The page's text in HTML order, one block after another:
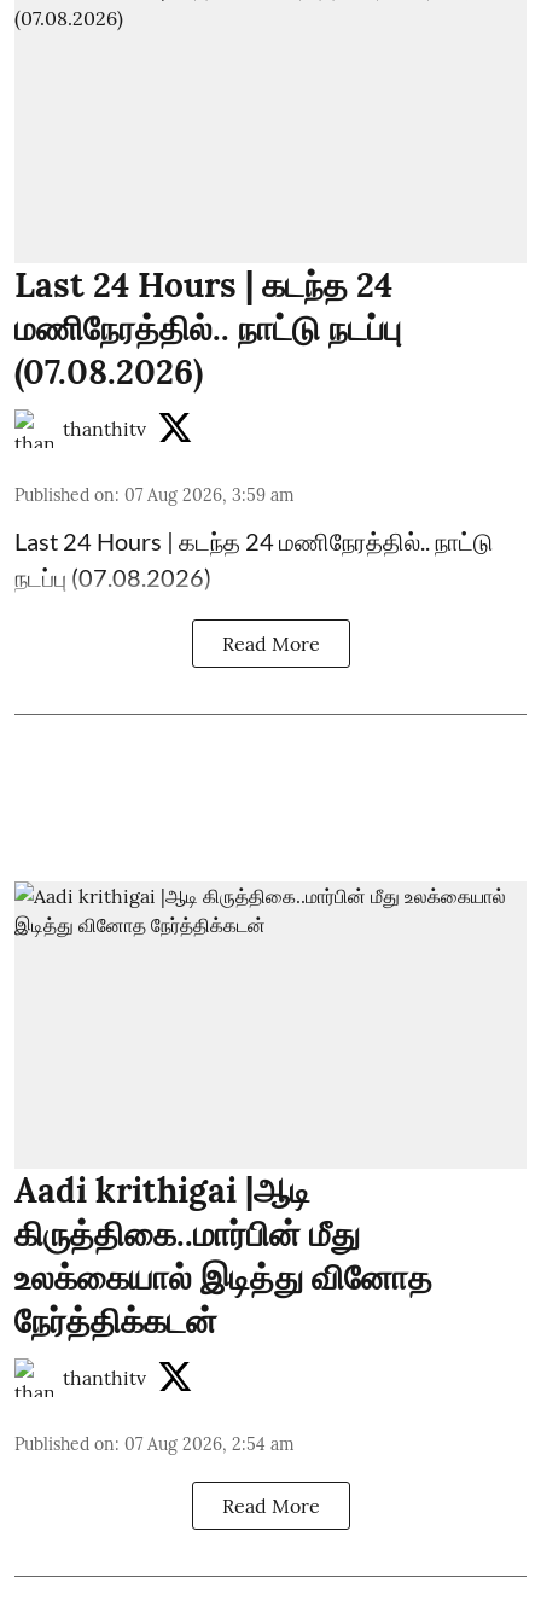
Last 24 Hours | கடந்த 24
மணிநேரத்தில்.. நாட்டு நடப்பு
(07.08.2026)
thanthitv
Published on: 07 Aug 2026, 3:59 am
Last 24 Hours | கடந்த 24 மணிநேரத்தில்.. நாட்டு
நடப்பு (07.08.2026)
Read More
Aadi krithigai |ஆடி
கிருத்திகை..மார்பின் மீது
உலக்கையால் இடித்து வினோத
நேர்த்திக்கடன்
thanthitv
Published on: 07 Aug 2026, 2:54 am
Read More